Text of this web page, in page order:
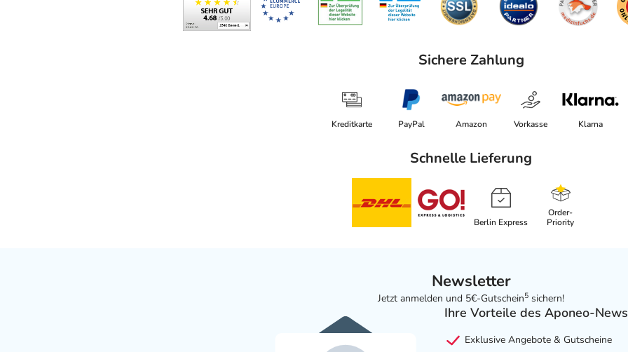
Sichere Zahlung
Kreditkarte PayPal Amazon Vorkasse Klarna
Schnelle Lieferung
Berlin Express
Order-
Priority
Newsletter
Jetzt anmelden und 5€-Gutschein5 sichern!
Ihre Vorteile des Aponeo-
Exklusive Angebote & Gutscheine